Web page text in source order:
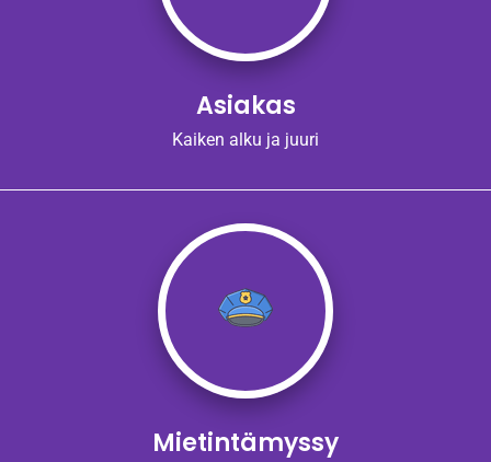
Asiakas
Kaiken alku ja juuri
Mietintämyssy